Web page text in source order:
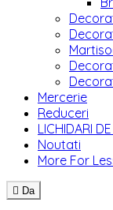
Mercerie
Reduceri
LICHIDARI
Noutati
More For
 Da